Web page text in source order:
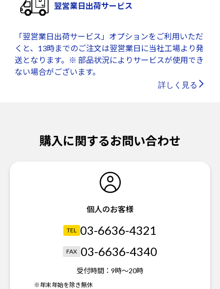
翌営業日出荷サービス
「翌営業日出荷サービス」オプションをご利用いただ
くと、13時までのご注文は翌営業日に当社工場より発
送となります。※ 部品状況によりサービスが使用でき
ない場合がございます。
詳しく見る
購入に関するお問い合わせ
個人のお客様
TEL 03-6636-4321
FAX 03-6636-4340
受付時間： 9時～20時
※年末年始を除き無休